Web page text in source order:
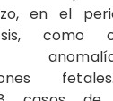
en el
como